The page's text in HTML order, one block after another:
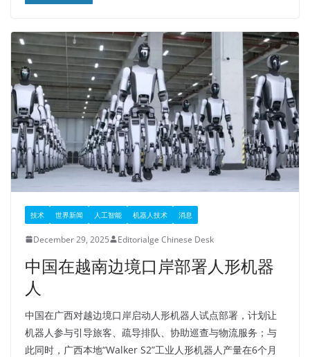
技术 世界新闻 人工智能 机器人技术 消息
December 29, 2025 Editorialge Chinese Desk
中国在越南边境口岸部​​署人形机器
人
中国在广西对越边境口岸启动人形机器人试点部署，计划让
机器人参与引导旅客、疏导排队、协助巡查与物流服务；与
此同时，广西本地“Walker S2”工业人形机器人产量在6个月